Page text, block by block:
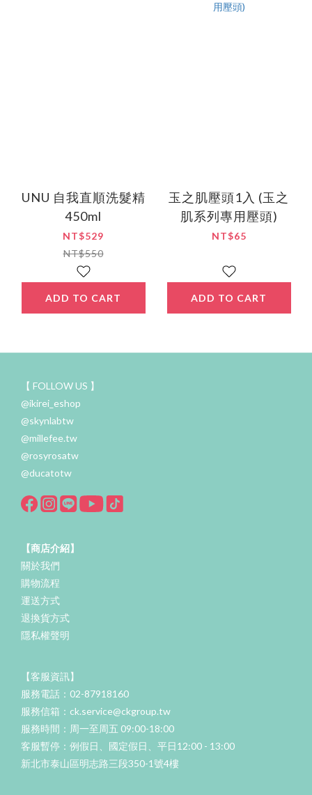
UNU 自我直順洗髮精
450ml
NT$529
NT$550
ADD TO CART
玉之肌壓頭1入 (玉之
肌系列專用壓頭)
NT$65
ADD TO CART
【 FOLLOW US 】
@ikirei_eshop
@skynlabtw
@millefee.tw
@rosyrosatw
@ducatotw
【商店介紹】
關於我們
購物流程
運送方式
退換貨方式
隱私權聲明
【客服資訊】
服務電話：02-87918160
服務信箱：ck.service@ckgroup.tw
服務時間：周一至周五 09:00-18:00
客服暫停：例假日、國定假日、平日12:00 - 13:00
新北市泰山區明志路三段350-1號4樓